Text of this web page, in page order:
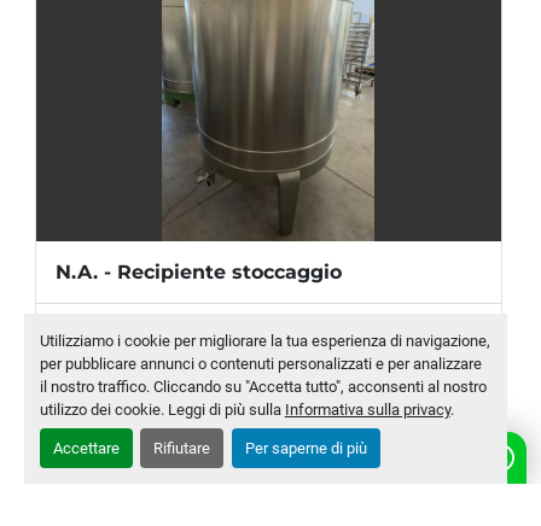
Utilizziamo i cookie per migliorare la tua esperienza di navigazione,
per pubblicare annunci o contenuti personalizzati e per analizzare
il nostro traffico. Cliccando su "Accetta tutto", acconsenti al nostro
utilizzo dei cookie. Leggi di più sulla Informativa sulla privacy.
Accettare Rifiutare Per saperne di più
N.A. - Recipiente stoccaggio
Modello 2100 L
Numero di magazzino MLTC-0007-WH